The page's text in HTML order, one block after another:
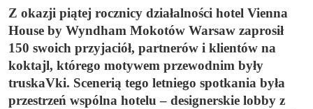
Z okazji piątej rocznicy działalności hotel Vienna
House by Wyndham Mokotów Warsaw zaprosił
150 swoich przyjaciół, partnerów i klientów na
koktajl, którego motywem przewodnim były
truskaVki. Scenerią tego letniego spotkania była
przestrzeń wspólna hotelu – designerskie lobby z